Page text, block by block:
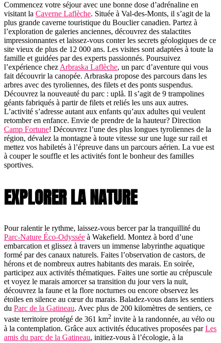
Commencez votre séjour avec une bonne dose d’adrénaline en
visitant la Caverne Laflèche. Située à Val-des-Monts, il s’agit de la
plus grande caverne touristique du Bouclier canadien. Partez à
l’exploration de galeries anciennes, découvrez des stalactites
impressionnantes et laissez-vous conter les secrets géologiques de ce
site vieux de plus de 12 000 ans. Les visites sont adaptées à toute la
famille et guidées par des experts passionnés. Poursuivez
l’expérience chez Arbraska Laflèche, un parc d’aventure qui vous
fait découvrir la canopée. Arbraska propose des parcours dans les
arbres avec des tyroliennes, des filets et des ponts suspendus.
Découvrez la nouveauté du parc : uplå. Il s’agit de 9 trampolines
géants fabriqués à partir de filets et reliés les uns aux autres.
L’activité s’adresse autant aux enfants qu’aux adultes qui veulent
retomber en enfance. Envie de prendre de la hauteur? Direction
Camp Fortune! Découvrez l’une des plus longues tyroliennes de la
région, dévalez la montagne à toute vitesse sur une luge sur rail et
mettez vos habiletés à l’épreuve dans un parcours aérien. La vue est
à couper le souffle et les activités font le bonheur des familles
sportives.
EXPLORER LA NATURE
Pour ralentir le rythme, laissez-vous bercer par la tranquillité du
Parc-Nature Éco-Odyssée à Wakefield. Montez à bord d’une
embarcation et glissez à travers un immense labyrinthe aquatique
formé par des canaux naturels. Faites l’observation de castors, de
hérons et de nombreux autres habitants des marais. En soirée,
participez aux activités thématiques. Faites une sortie au crépuscule
et voyez le marais amorcer sa transition du jour vers la nuit,
découvrez la faune et la flore nocturnes ou encore observez les
étoiles en silence au cœur du marais. Baladez-vous dans les sentiers
du Parc de la Gatineau. Avec plus de 200 kilomètres de sentiers, ce
vaste territoire protégé de 361 km2 invite à la randonnée, au vélo ou
à la contemplation. Grâce aux activités éducatives proposées parLes
amis du parc de la Gatineau, initiez-vous à l’écologie, à la